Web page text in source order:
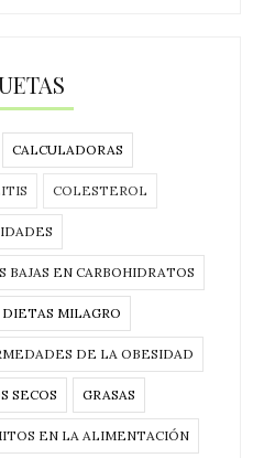
CALCULADORAS
COLESTEROL
BAJAS EN CARBOHIDRATOS
DIETAS MILAGRO
DE LA OBESIDAD
SECOS GRASAS
EN LA ALIMENTACIÓN